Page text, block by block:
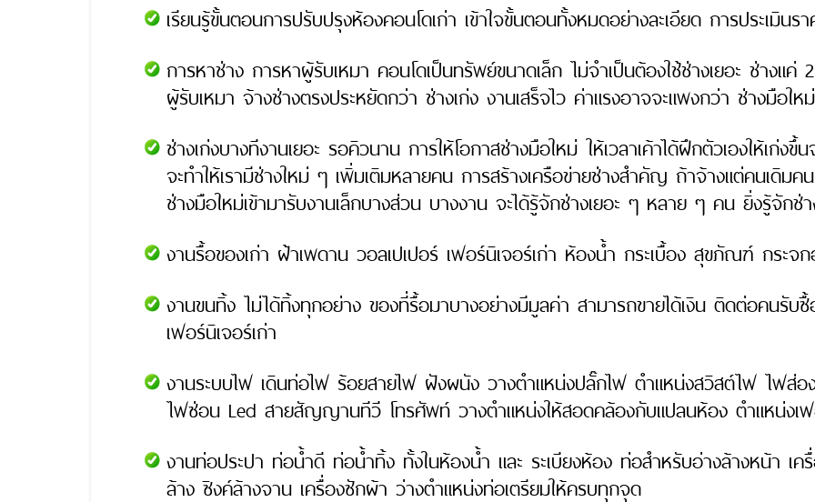
เรียนรู้ขั้นตอนการปรับปรุงห้องคอนโดเก่า เข้าใจขั้นตอนทั้งหมดอย่างละเอียด การประเมินร
การหาช่าง การหาผู้รับเหมา คอนโดเป็นทรัพย์ขนาดเล็ก ไม่จำเป็นต้องใช้ช่างเยอะ ช่างแ
ผู้รับเหมา จ้างช่างตรงประหยัดกว่า ช่างเก่ง งานเสร็จไว ค่าแรงอาจจะแพงกว่า ช่างมือใ
ช่างเก่งบางทีงานเยอะ รอคิวนาน การให้โอกาสช่างมือใหม่ ให้เวลาเค้าได้ฝึกตัวเองให้เก่ง
จะทำให้เรามีช่างใหม่ ๆ เพิ่มเติมหลายคน การสร้างเครือข่ายช่างสำคัญ ถ้าจ้างแต่คนเดิม
ช่างมือใหม่เข้ามารับงานเล็กบางส่วน บางงาน จะได้รู้จักช่างเยอะ ๆ หลาย ๆ คน ยิ่งรู้จักช่า
งานรื้อของเก่า ฝ้าเพดาน วอลเปเปอร์ เฟอร์นิเจอร์เก่า ห้องน้ำ กระเบื้อง สุขภัณฑ์ กระจก
งานขนทิ้ง ไม่ได้ทิ้งทุกอย่าง ของที่รื้อมาบางอย่างมีมูลค่า สามารถขายได้เงิน ติดต่อคนรับ
เฟอร์นิเจอร์เก่า
งานระบบไฟ เดินท่อไฟ ร้อยสายไฟ ฝังผนัง วางตำแหน่งปลั๊กไฟ ตำแหน่งสวิสต์ไฟ ไฟส่
ไฟซ่อน Led สายสัญญานทีวี โทรศัพท์ วางตำแหน่งให้สอดคล้องกับแปลนห้อง ตำแหน่งเ
งานท่อประปา ท่อน้ำดี ท่อน้ำทิ้ง ทั้งในห้องน้ำ และ ระเบียงห้อง ท่อสำหรับอ่างล้างหน้า
ล้าง ซิงค์ล้างจาน เครื่องซักผ้า ว่างตำแหน่งท่อเตรียมให้ครบทุกจุด